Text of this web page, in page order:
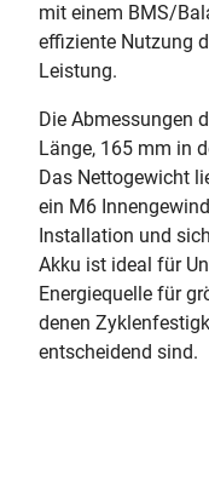
mit einem BMS/
effiziente Nutzung
Leistung.
Die Abmessungen
Länge, 165 mm in
Das Nettogewicht
ein M6
Installation und
Akku ist ideal für
Energiequelle für
denen
entscheidend sind.